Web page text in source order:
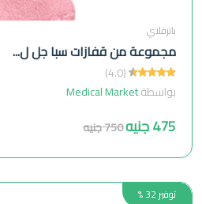
باترفلاي
مجموعة من قفازات سبا جل ل...
(4.0)
بواسطةMedical Market
475 جنيه 750 جنيه
توفير 32 %